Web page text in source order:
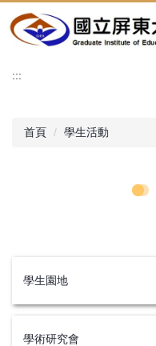
到
內
:::
首頁 學生活動
學生園地
學術研究會